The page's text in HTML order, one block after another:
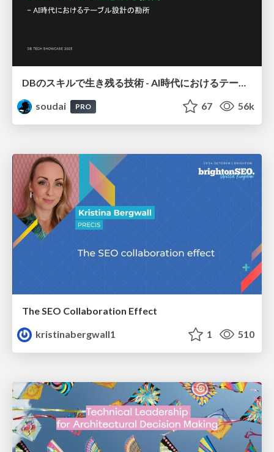
DBのスキルで生き残る技術 - AI時代におけるテーブル設計の勘所
soudai
PRO 67 56k
The SEO Collaboration Effect
kristinabergwall1
1 510